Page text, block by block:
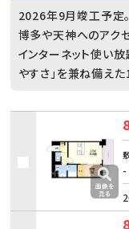
2026年9月竣工予定。
博多や天神へのアク
インターネット使い放
やすさ」を兼ね備えた
-